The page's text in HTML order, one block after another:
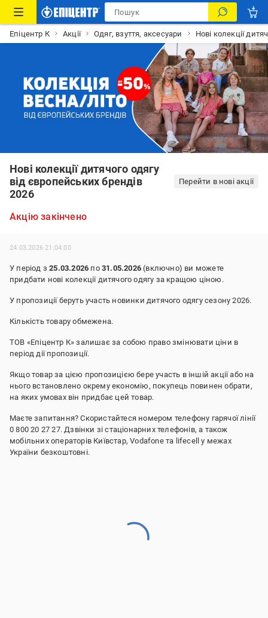
Епіцентр К Акції Одяг, взуття, аксесуари Нові колекції
Нові колекції дитячого одягу
від європейських брендів
2026
Перейти в нові акції
Акцію закінчено
24.03.2026 21:04:00
У період з25.03.2026 по31.05.2026 (включно) ви можете
придбати нові колекції дитячого одягу за кращою ціною.
У пропозиції беруть участь новинки дитячого одягу сезону 2026.
Кількість товару обмежена.
ТОВ «Епіцентр К» залишає за собою право змінювати ціни в
період дії пропозиції.
Якщо товар за цією пропозицією бере участь в іншій акції або на
нього встановлено окрему економію, покупець повинен обрати,
на яких умовах він придбає цей товар.
Маєте запитання? Скористайтеся номером телефону гарячої лінії
0 800 20 27 27. Дзвінки зі стаціонарних телефонів, а також
мобільних операторів Київстар, Vodafone та lifecell у межах
України безкоштовні.